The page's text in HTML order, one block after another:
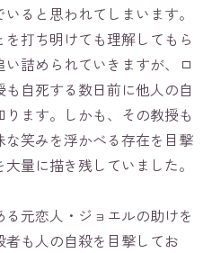
ると思われてしまいます。
打ち明けても理解してもら
詰められていきますが、ロ
自死する数日前に他人の自
ます。しかも、その教授も
笑みを浮かべる存在を目撃
量に描き残していました。
元恋人・ジョエルの助けを
も人の自殺を目撃してお